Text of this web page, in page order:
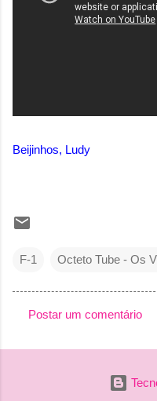
Beijinhos, Ludy
F-1 Octeto Tube - Os
o
Postar um comentário